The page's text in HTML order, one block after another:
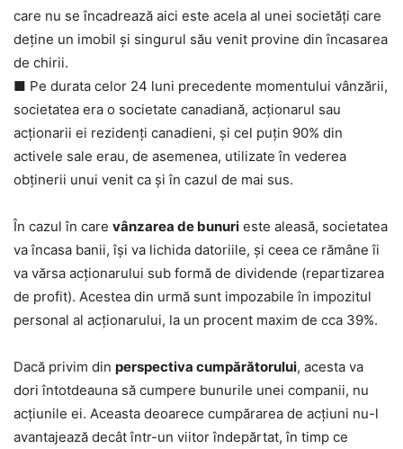
care nu se încadrează aici este acela al unei societăți care
deține un imobil și singurul său venit provine din încasarea
de chirii.
■ Pe durata celor 24 luni precedente momentului vânzării,
societatea era o societate canadiană, acționarul sau
acționarii ei rezidenți canadieni, și cel puțin 90% din
activele sale erau, de asemenea, utilizate în vederea
obținerii unui venit ca și în cazul de mai sus.
În cazul în care vânzarea de bunuri este aleasă, societatea
va încasa banii, își va lichida datoriile, și ceea ce rămâne îi
va vărsa acționarului sub formă de dividende (repartizarea
de profit). Acestea din urmă sunt impozabile în impozitul
personal al acționarului, la un procent maxim de cca 39%.
Dacă privim din perspectiva cumpărătorului, acesta va
dori întotdeauna să cumpere bunurile unei companii, nu
acțiunile ei. Aceasta deoarece cumpărarea de acțiuni nu-l
avantajează decât într-un viitor îndepărtat, în timp ce